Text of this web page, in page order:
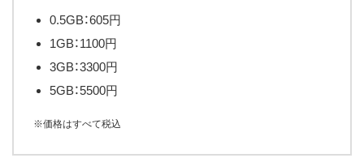
0.5GB：605円
1GB：1100円
3GB：3300円
5GB：5500円
※価格はすべて税込